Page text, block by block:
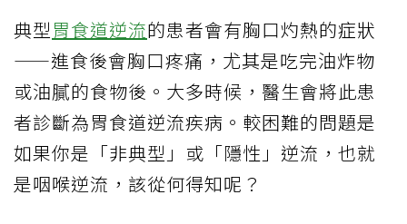
典型 胃食道逆流的患者會有胸口灼熱的症狀
——進食後會胸口疼痛，尤其是吃完油炸物
或油膩的食物後。大多時候，醫生會將此患
者診斷為胃食道逆流疾病。較困難的問題是
如果你是「非典型」或「隱性」逆流，也就
是咽喉逆流，該從何得知呢？